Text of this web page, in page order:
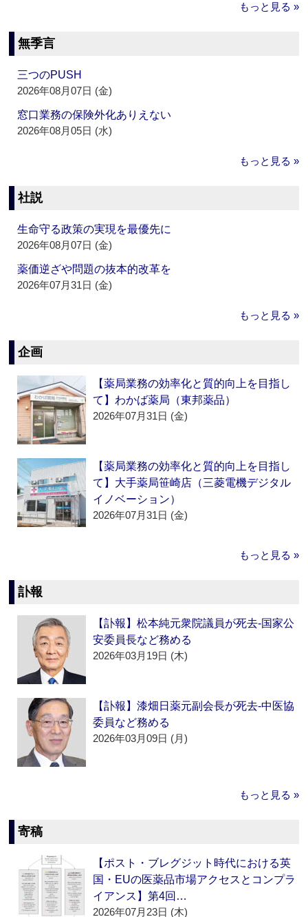
もっと見る »
無季言
三つのPUSH
2026年08月07日 (金)
窓口業務の保険外化ありえない
2026年08月05日 (水)
もっと見る »
社説
生命守る政策の実現を最優先に
2026年08月07日 (金)
薬価逆ざや問題の抜本的改革を
2026年07月31日 (金)
もっと見る »
企画
【薬局業務の効率化と質的向上を目指し
て】わかば薬局（東邦薬品）
2026年07月31日 (金)
【薬局業務の効率化と質的向上を目指し
て】大手薬局笹崎店（三菱電機デジタル
イノベーション）
2026年07月31日 (金)
もっと見る »
訃報
【訃報】松本純元衆院議員が死去‐国家公
安委員長など務める
2026年03月19日 (木)
【訃報】漆畑日薬元副会長が死去‐中医協
委員など務める
2026年03月09日 (月)
もっと見る »
寄稿
【ポスト・ブレグジット時代における英
国・EUの医薬品市場アクセスとコンプラ
イアンス】第4回…
2026年07月23日 (木)